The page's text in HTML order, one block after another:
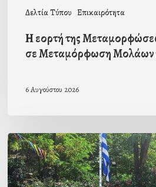
Δελτία Τύπου Επικαιρότητα
Η εορτή της
σε Μεταμόρφωση Μολάων
6 Αυγούστου 2026
Με
την
β΄